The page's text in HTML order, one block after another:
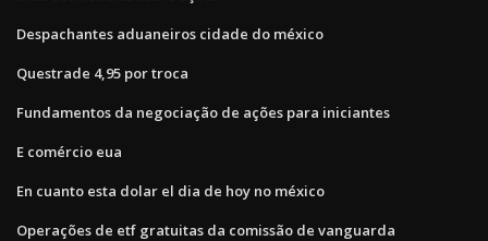
Despachantes aduaneiros cidade do méxico
Questrade 4,95 por troca
Fundamentos da negociação de ações para iniciantes
E comércio eua
En cuanto esta dolar el dia de hoy no méxico
Operações de etf gratuitas da comissão de vanguarda